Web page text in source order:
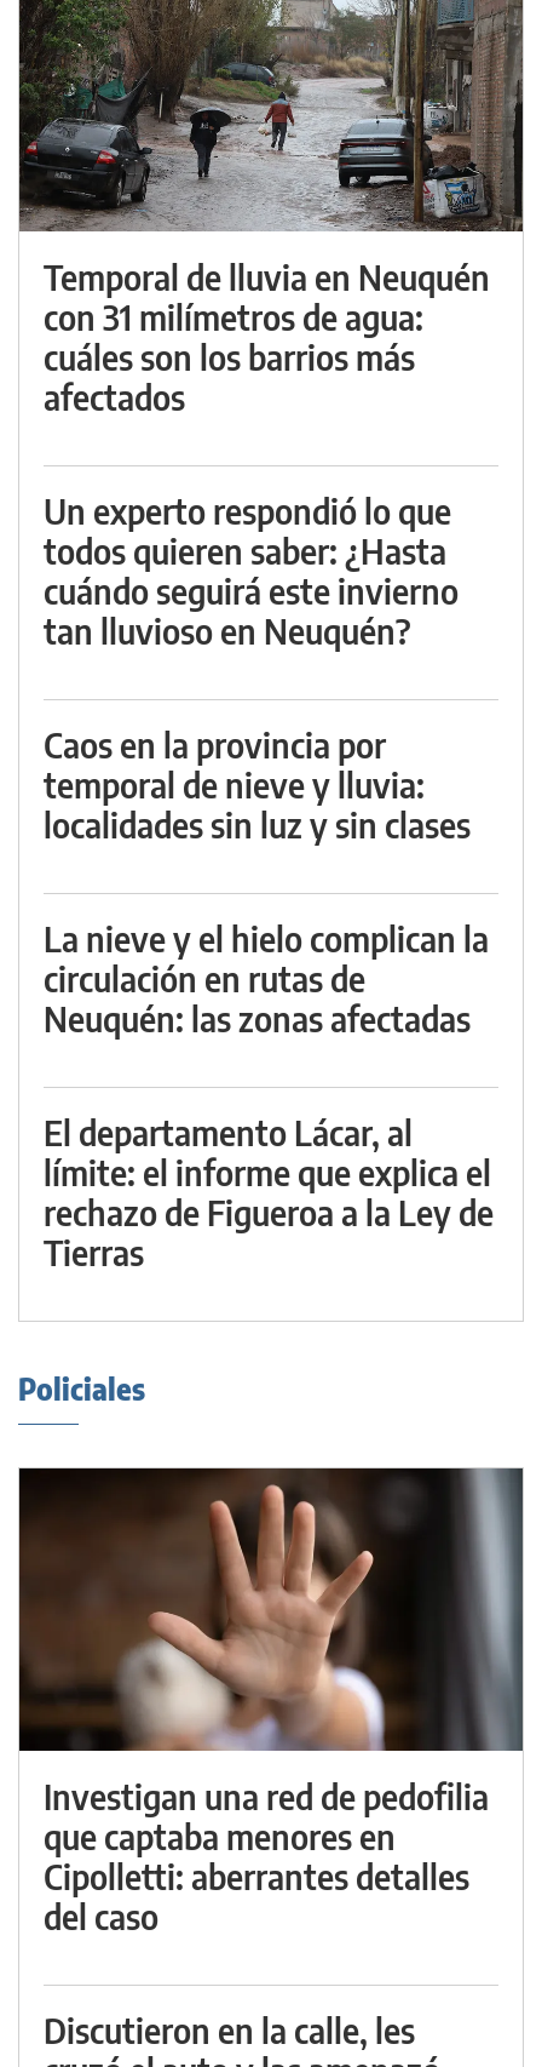
Temporal de lluvia en Neuquén
con 31 milímetros de agua:
cuáles son los barrios más
afectados
Un experto respondió lo que
todos quieren saber: ¿Hasta
cuándo seguirá este invierno
tan lluvioso en Neuquén?
Caos en la provincia por
temporal de nieve y lluvia:
localidades sin luz y sin clases
La nieve y el hielo complican la
circulación en rutas de
Neuquén: las zonas afectadas
El departamento Lácar, al
límite: el informe que explica el
rechazo de Figueroa a la Ley de
Tierras
Policiales
Investigan una red de pedofilia
que captaba menores en
Cipolletti: aberrantes detalles
del caso
Discutieron en la calle, les